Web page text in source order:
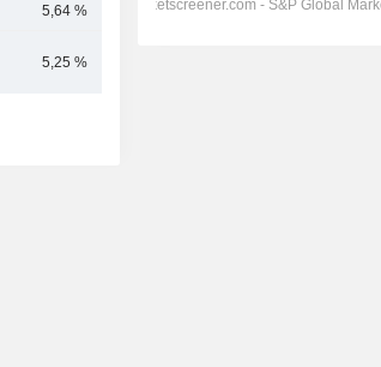
5,64 % 324,48 Mrd.
5,25 %